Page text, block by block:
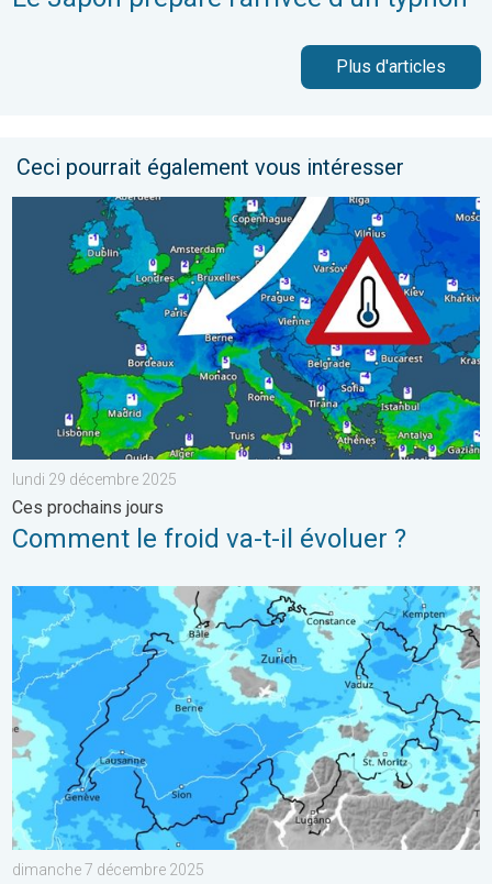
Plus d'articles
Ceci pourrait également vous intéresser
Comment le froid va-t-il évoluer ?. Ces prochains jours. . .
lundi 29 décembre 2025
Ces prochains jours
Comment le froid va-t-il évoluer ?
Une perturbation arrive sur la Suisse. De la pluie au menu. . .
dimanche 7 décembre 2025